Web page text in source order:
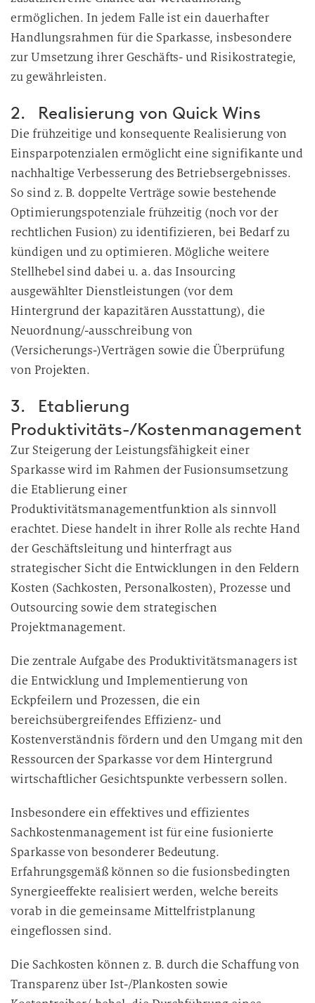
ermöglichen. In jedem Falle ist ein dauerhafter
Handlungsrahmen für die Sparkasse, insbesondere
zur Umsetzung ihrer Geschäfts- und Risikostrategie,
zu gewährleisten.
2. Realisierung von Quick Wins
Die frühzeitige und konsequente Realisierung von
Einsparpotenzialen ermöglicht eine signifikante und
nachhaltige Verbesserung des Betriebsergebnisses.
So sind z. B. doppelte Verträge sowie bestehende
Optimierungspotenziale frühzeitig (noch vor der
rechtlichen Fusion) zu identifizieren, bei Bedarf zu
kündigen und zu optimieren. Mögliche weitere
Stellhebel sind dabei u. a. das Insourcing
ausgewählter Dienstleistungen (vor dem
Hintergrund der kapazitären Ausstattung), die
Neuordnung/-ausschreibung von
(Versicherungs-)Verträgen sowie die Überprüfung
von Projekten.
3. Etablierung
Produktivitäts-/Kostenmanagement
Zur Steigerung der Leistungsfähigkeit einer
Sparkasse wird im Rahmen der Fusionsumsetzung
die Etablierung einer
Produktivitätsmanagementfunktion als sinnvoll
erachtet. Diese handelt in ihrer Rolle als rechte Hand
der Geschäftsleitung und hinterfragt aus
strategischer Sicht die Entwicklungen in den Feldern
Kosten (Sachkosten, Personalkosten), Prozesse und
Outsourcing sowie dem strategischen
Projektmanagement.
Die zentrale Aufgabe des Produktivitätsmanagers ist
die Entwicklung und Implementierung von
Eckpfeilern und Prozessen, die ein
bereichsübergreifendes Effizienz- und
Kostenverständnis fördern und den Umgang mit den
Ressourcen der Sparkasse vor dem Hintergrund
wirtschaftlicher Gesichtspunkte verbessern sollen.
Insbesondere ein effektives und effizientes
Sachkostenmanagement ist für eine fusionierte
Sparkasse von besonderer Bedeutung.
Erfahrungsgemäß können so die fusionsbedingten
Synergieeffekte realisiert werden, welche bereits
vorab in die gemeinsame Mittelfristplanung
eingeflossen sind.
Die Sachkosten können z. B. durch die Schaffung von
Transparenz über Ist-/Plankosten sowie